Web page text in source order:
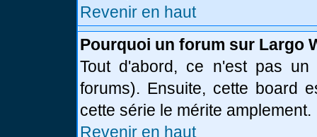
Revenir en haut
Pourquoi un forum sur Largo
Tout d'abord, ce n'est pas un
forums). Ensuite, cette board
cette série le mérite amplement.
Revenir en haut